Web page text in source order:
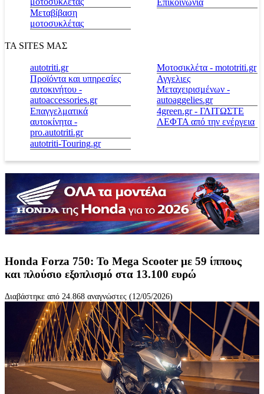
Μεταβίβαση
μοτοσυκλέτας
Επικοινωνία
ΤΑ SITES ΜΑΣ
autotriti.gr
Προϊόντα και υπηρεσίες
αυτοκινήτου -
autoaccessories.gr
Επαγγελματικά
αυτοκίνητα -
pro.autotriti.gr
autotriti-Touring.gr
Μοτοσικλέτα - mototriti.gr
Αγγελιες
Μεταχειρισμένων -
autoaggelies.gr
4green.gr - ΓΛΙΤΩΣΤΕ
ΛΕΦΤΑ από την ενέργεια
Honda Forza 750: Το Mega Scooter με 59 ίππους
και πλούσιο εξοπλισμό στα 13.100 ευρώ
Διαβάστηκε από 24.868 αναγνώστες (12/05/2026)